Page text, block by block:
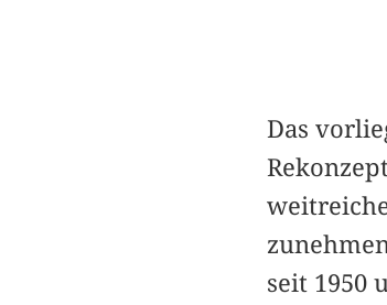
Das
seit 1950